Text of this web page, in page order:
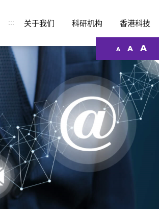
::: 关于我们 科研机构 香港科技
A A A